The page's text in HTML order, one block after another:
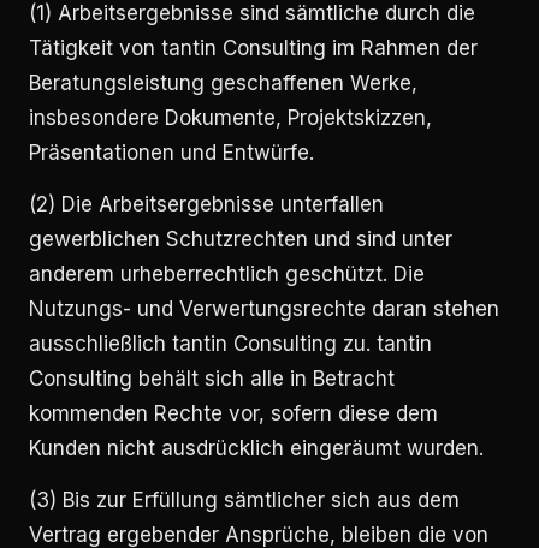
(1) Arbeitsergebnisse sind sämtliche durch die
Tätigkeit von tantin Consulting im Rahmen der
Beratungsleistung geschaffenen Werke,
insbesondere Dokumente, Projektskizzen,
Präsentationen und Entwürfe.
(2) Die Arbeitsergebnisse unterfallen
gewerblichen Schutzrechten und sind unter
anderem urheberrechtlich geschützt. Die
Nutzungs- und Verwertungsrechte daran stehen
ausschließlich tantin Consulting zu. tantin
Consulting behält sich alle in Betracht
kommenden Rechte vor, sofern diese dem
Kunden nicht ausdrücklich eingeräumt wurden.
(3) Bis zur Erfüllung sämtlicher sich aus dem
Vertrag ergebender Ansprüche, bleiben die von